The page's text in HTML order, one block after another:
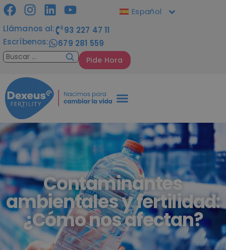
Llámanos al:
93 227 47 11
Escríbenos:
679 281 559
Pide Hora
Español
Contaminantes
ambientales y fertilidad:
¿Cómo nos afectan?